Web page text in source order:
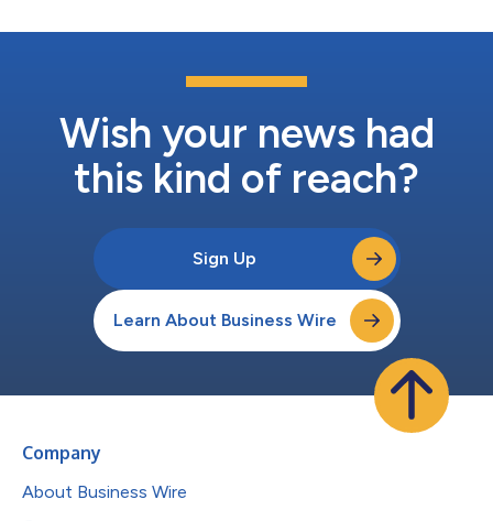
Wish your news had
this kind of reach?
Sign Up
Learn About Business Wire
Company
About Business Wire